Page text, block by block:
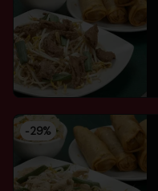
-29%